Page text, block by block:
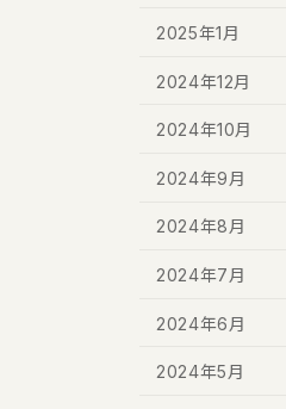
2025年1月
2024年12月
2024年10月
2024年9月
2024年8月
2024年7月
2024年6月
2024年5月